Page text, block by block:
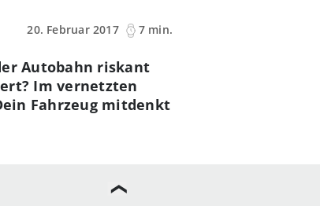
20. Februar 2017
7 min.
Autobahn riskant
Im vernetzten
Fahrzeug mitdenkt